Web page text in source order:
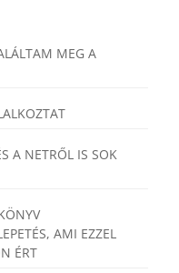
MEG A
A NETRŐL IS SOK
AMI EZZEL
ÉRT